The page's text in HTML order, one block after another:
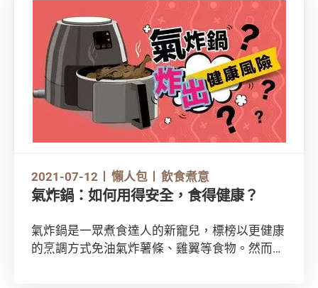
2021-07-12 懶人包 飲食煮意
氣炸鍋：如何用得安全，食得健康？
氣炸鍋是一眾煮食達人的新寵兒，標榜以更健康
的烹調方式免油氣炸薯條、雞翼等食物。然而，